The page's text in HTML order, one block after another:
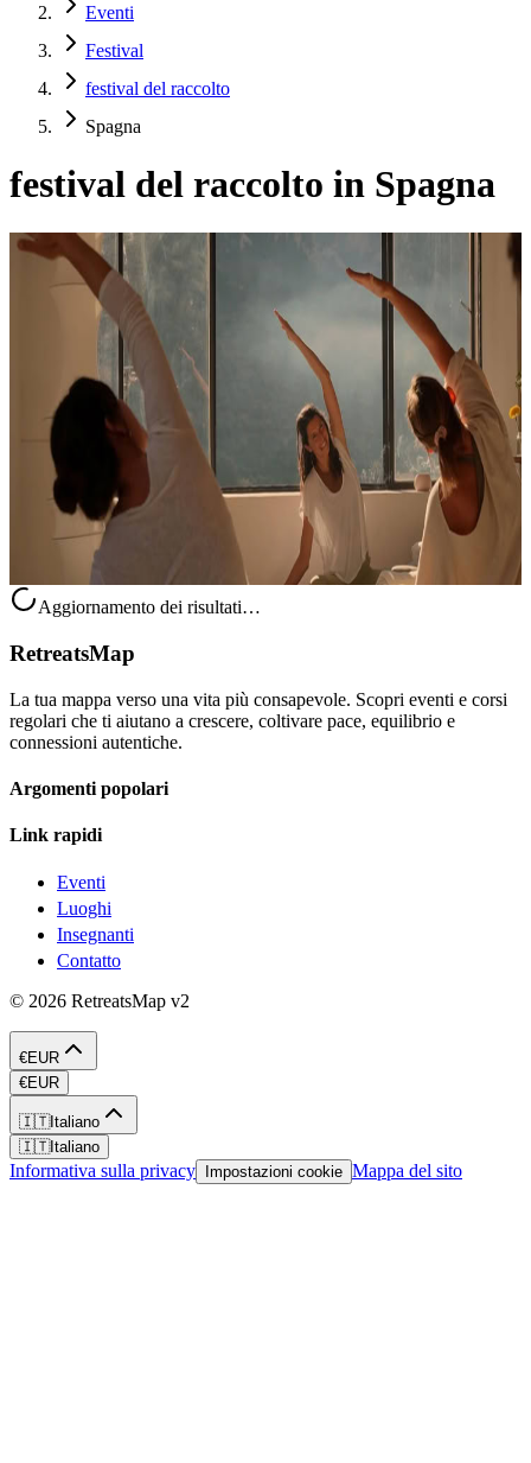
Eventi
Festival
festival del raccolto
Spagna
festival del raccolto in Spagna
Nourish October 2026 - Gather: Un ritiro di ottobre
per movimento, riposo e connessione
Dal 21 al 25 ottobre 2026, questo ritiro a Fornalutx, Mallorca offre
una pausa gentile nel cuore dell’autunno. Ispirato allo spirito del
raccolto, Gather invita a ritrovarsi, rallentare e fare spazio....
Su richiesta
21 ottobre 2026
Fornalutx, Spagna
Aggiornamento dei risultati…
RetreatsMap
La tua mappa verso una vita più consapevole. Scopri eventi e corsi
regolari che ti aiutano a crescere, coltivare pace, equilibrio e
connessioni autentiche.
Argomenti popolari
Link rapidi
Eventi
Luoghi
Insegnanti
Contatto
© 2026 RetreatsMap v2
€EUR
€EUR
🇮🇹Italiano
🇮🇹Italiano
Informativa sulla privacy Impostazioni cookie Mappa del sito